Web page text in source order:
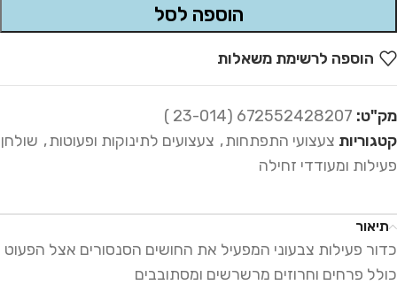
הוספה לסל
הוספה לרשימת משאלות
מק"ט: 672552428207 (23-014 )
קטגוריות צעצועי התפתחות, צעצועים לתינוקות ופעוטות, שולחן
פעילות ומעודדי זחילה
תיאור
כדור פעילות צבעוני המפעיל את החושים הסנסורים אצל הפעוט
כולל פרחים וחרוזים מרשרשים ומסתובבים